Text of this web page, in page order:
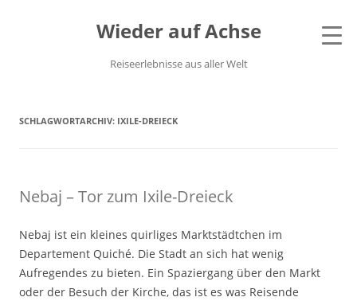
Wieder auf Achse
Reiseerlebnisse aus aller Welt
SCHLAGWORTARCHIV: IXILE-DREIECK
Nebaj – Tor zum Ixile-Dreieck
Nebaj ist ein kleines quirliges Marktstädtchen im
Departement Quiché. Die Stadt an sich hat wenig
Aufregendes zu bieten. Ein Spaziergang über den Markt
oder der Besuch der Kirche, das ist es was Reisende